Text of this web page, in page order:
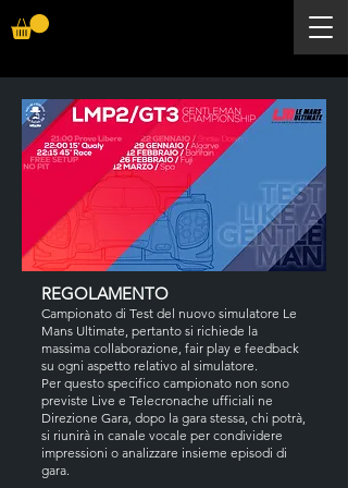
REGOLAMENTO
Campionato di Test del nuovo simulatore Le
Mans Ultimate, pertanto si richiede la
massima collaborazione, fair play e feedback
su ogni aspetto relativo al simulatore.
Per questo specifico campionato non sono
previste Live e Telecronache ufficiali ne
Direzione Gara, dopo la gara stessa, chi potrà,
si riunirà in canale vocale per condividere
impressioni o analizzare insieme episodi di
gara.